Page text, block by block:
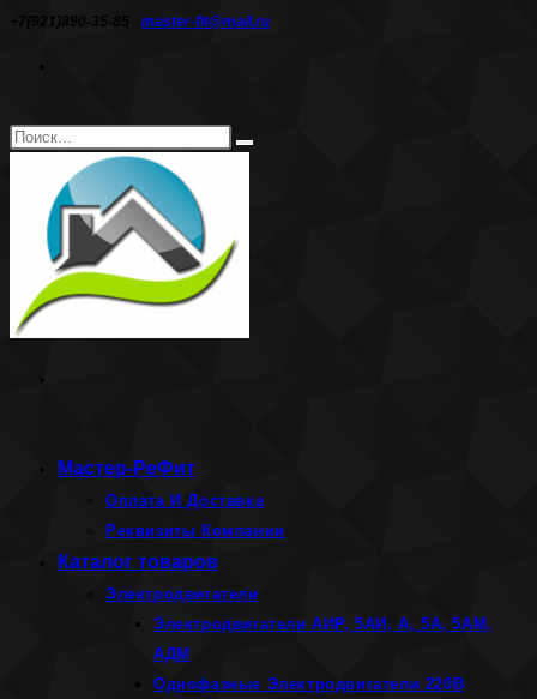
Перейти
+7(921)890-35-85 master-fit@mail.ru
Поиск
сайте
Искать
Мастер-РеФит
Оплата И Доставка
Реквизиты Компании
Каталог товаров
Электродвигатели
Электродвигатели АИР, 5АИ, А, 5А, 5АМ,
АДМ
Однофазные Электродвигатели 220В